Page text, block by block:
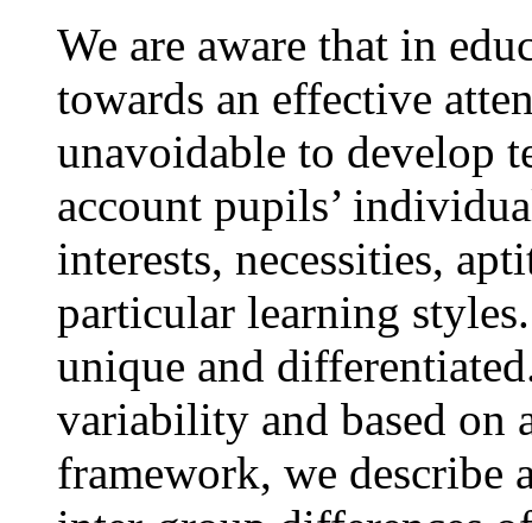
We are aware that in
towards an effective
unavoidable to develop
account pupils’
interests, necessities,
particular learning
unique and
variability and based on
framework, we describe